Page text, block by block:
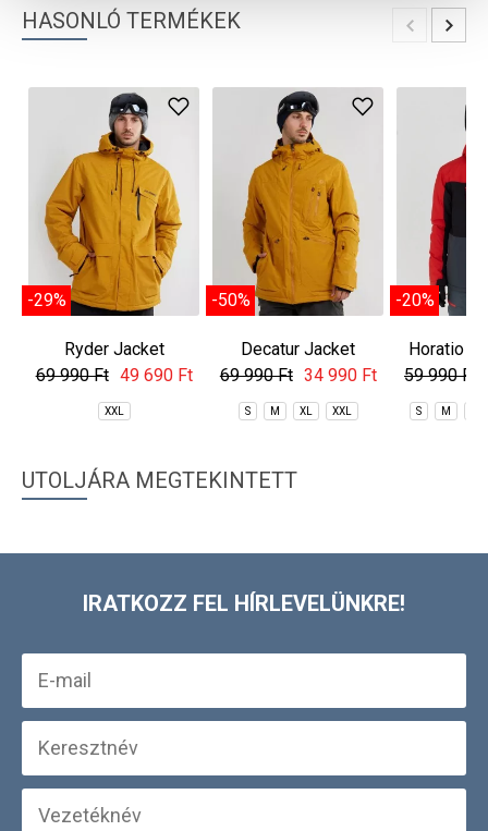
HASONLÓ TERMÉKEK
-29%
Ryder Jacket
69 990 Ft 49 690 Ft
XXL
-50%
Decatur Jacket
69 990 Ft 34 990 Ft
S M XL XXL
-20%
Horatio
59 990 Ft
S M
UTOLJÁRA MEGTEKINTETT
IRATKOZZ FEL HÍRLEVELÜNKRE!